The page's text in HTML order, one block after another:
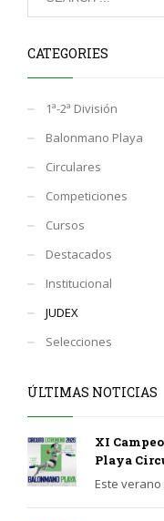
CATEGORIES
1ª-2ª División
Balonmano Playa
Circulares
Competiciones
Cursos
Destacados
Institucional
JUDEX
Selecciones
ÚLTIMAS NOTICIAS
XI
Playa
Este